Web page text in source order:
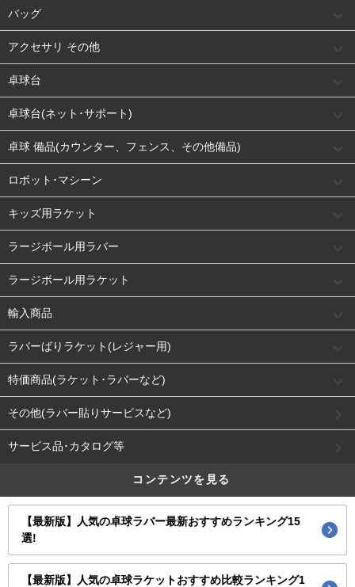
バッグ
アクセサリ その他
卓球台
卓球台(ネット･サポート)
卓球 備品(カウンター、フェンス、その他備品)
ロボット･マシーン
キッズ用ラケット
ラージボール用ラバー
ラージボール用ラケット
輸入商品
ラバーばりラケット(レジャー用)
特価商品(ラケット･ラバーなど)
その他(ラバー貼りサービスなど)
サービス品･カタログ等
コンテンツを見る
【最新版】人気の卓球ラバー最新おすすめランキング15
選!
【最新版】人気の卓球ラケットおすすめ比較ランキング1